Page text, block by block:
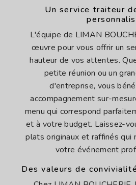
Un service traiteur
L'équipe de LIMAN
œuvre pour vous offrir un
hauteur de vos attentes.
petite réunion ou un
d'entreprise, vous
accompagnement sur-
menu qui correspond
et à votre budget. Laissez-
plats originaux et raffinés qui
votre événement
Des valeurs de